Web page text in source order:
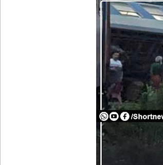
ஹிருணிகாவின் சிறைத்